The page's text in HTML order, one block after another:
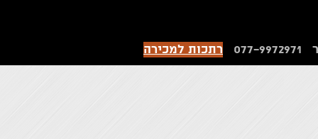
077-9972971 רתכות למכירה